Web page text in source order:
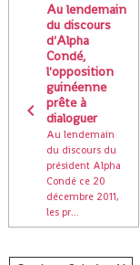
Au lendemain
du discours
d'Alpha
Condé,
l'opposition
guinéenne
prête à
dialoguer
Au lendemain
du discours du
président Alpha
Condé ce 20
décembre 2011,
les pr...